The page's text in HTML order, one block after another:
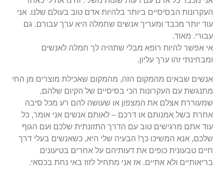
העקרונות הבסיסיים ביותר בלהיות אדם טוב בעולם שלנו. אני
עוד יותר מכבד ומעריך אנשים שחמלה היא ערך עבורם. גם
עבורי. מאוד.
אי אפשר להיות רופא מבלי שתהיה לך חמלה לאנשים
ומבחינתי זהו ערך עליון.
אנשים שבאים מהמקום הזה, מהמקום שאכילת מוצרים מן החי
מתנגשת עם העקרונות הכי בסיסיים של הקיום שלהם,
שמעוררת אצלם את המצפון או שעושה להם רע מכל סיבה
אחרת בשל אמנותם או דרכם – לאותם אנשים אני אומר, כל
עוד אתם מרגישים טוב עם הדרך התזונתית שלכם ועם הגוף
שלכם, אנא המשיכו כך! הבעיה שלי היא, כשאנשים בעלי דרך
חיים טבעונית כופים את דעותיהם על אחרים בטיעונים
בריאותיים ולא אתיים. אז אני מתחיל לזוז באי נחת בכסאי.